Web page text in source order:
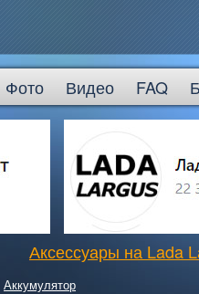
Фото Видео FAQ
Аксессуары на Lada
Аккумулятор